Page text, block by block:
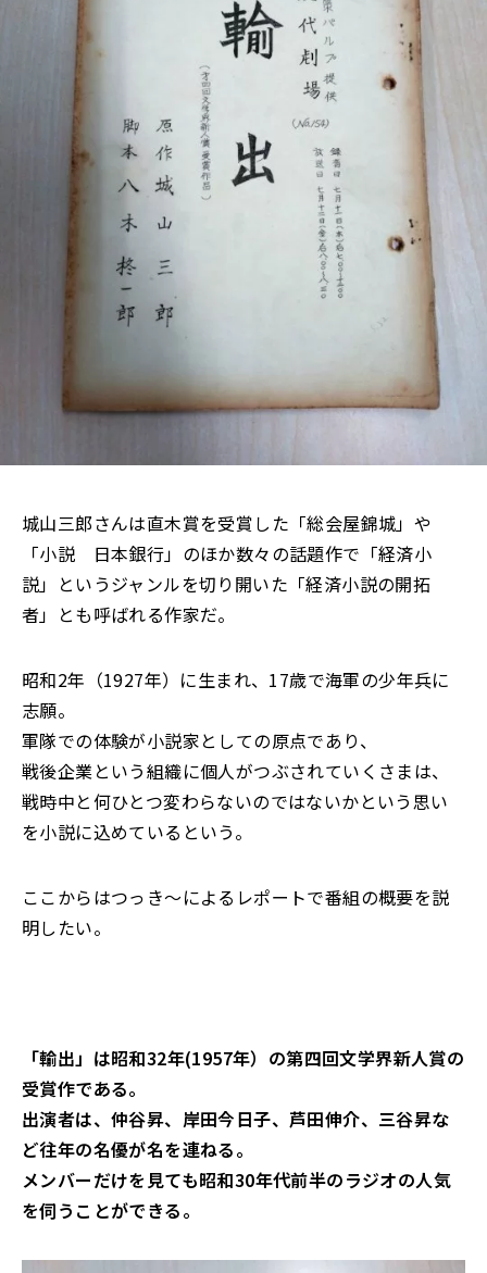
城山三郎さんは直木賞を受賞した「総会屋錦城」や
「小説 日本銀行」のほか数々の話題作で「経済小
説」というジャンルを切り開いた「経済小説の開拓
者」とも呼ばれる作家だ。
昭和2年（1927年）に生まれ、17歳で海軍の少年兵に
志願。
軍隊での体験が小説家としての原点であり、
戦後企業という組織に個人がつぶされていくさまは、
戦時中と何ひとつ変わらないのではないかという思い
を小説に込めているという。
ここからはつっき～によるレポートで番組の概要を説
明したい。
「輸出」は昭和32年(1957年）の第四回文学界新人賞の
受賞作である。
出演者は、仲谷昇、岸田今日子、芦田伸介、三谷昇な
ど往年の名優が名を連ねる。
メンバーだけを見ても昭和30年代前半のラジオの人気
を伺うことができる。